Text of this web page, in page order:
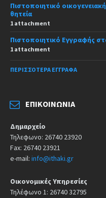
Πιστοποιητικό
θητεία
1 attachment
Πιστοποιητικό Εγγραφής
1 attachment
ΠΕΡΙΣΣΌΤΕΡΑ ΈΓΓΡΑΦΑ
ΕΠΙΚΟΙΝΩΝΊΑ
Δημαρχείο
Τηλεφωνο: 26740 23920
Fax: 26740 23921
e-mail: info@ithaki.gr
Οικονομικές Υπηρεσίες
Τηλέφωνο 1: 26740 32795